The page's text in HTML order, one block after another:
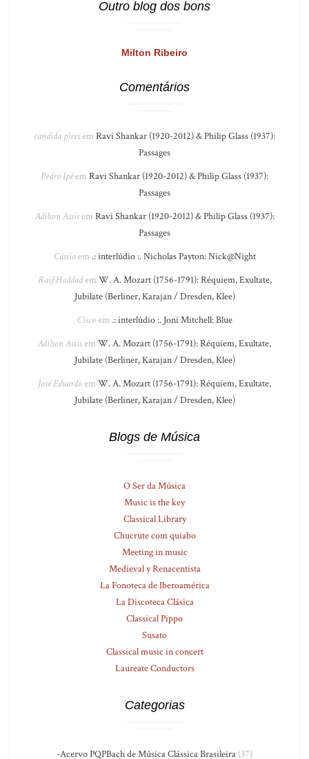
Outro blog dos bons
Milton Ribeiro
Comentários
candida piresem Ravi Shankar (1920-2012) & Philip Glass (1937):
Passages
Pedro Ipêem Ravi Shankar (1920-2012) & Philip Glass (1937):
Passages
Adilson Assisem Ravi Shankar (1920-2012) & Philip Glass (1937):
Passages
Cássioem .: interlúdio :. Nicholas Payton: Nick@Night
Raif Haddadem W. A. Mozart (1756-1791): Réquiem, Exultate,
Jubilate (Berliner, Karajan / Dresden, Klee)
Ciscoem .: interlúdio :. Joni Mitchell: Blue
Adilson Assisem W. A. Mozart (1756-1791): Réquiem, Exultate,
Jubilate (Berliner, Karajan / Dresden, Klee)
José Eduardoem W. A. Mozart (1756-1791): Réquiem, Exultate,
Jubilate (Berliner, Karajan / Dresden, Klee)
Blogs de Música
O Ser da Música
Music is the key
Classical Library
Chucrute com quiabo
Meeting in music
Medieval y Renacentista
La Fonoteca de Iberoamérica
La Discoteca Clásica
Classical Pippo
Susato
Classical music in concert
Laureate Conductors
Categorias
-Acervo PQPBach de Música Clássica Brasileira (37)